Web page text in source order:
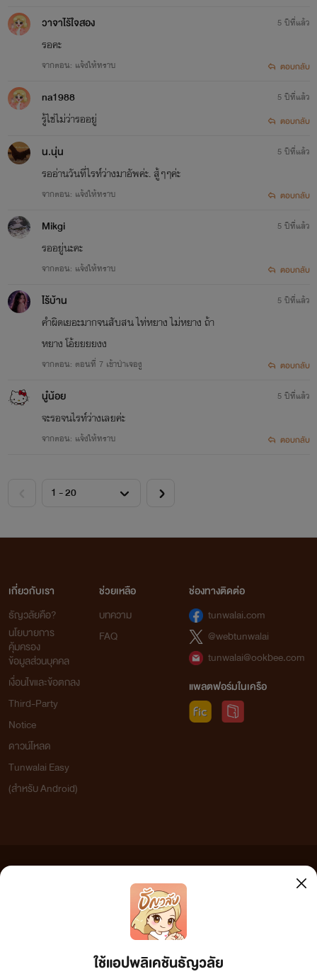
ตอนนั้นเธอไม่เข้าใจว่า พ่อกับแม่เธอถึงไม่ชอบเต๋อทั้งๆ ที่เจอกับ
เต๋อครั้งแรก พวกท่านเตือนเธอว่าเต๋อไม่ใช่คนดีและเขาไม่ได้รัก
ได้รักเธอโดนพูดจี้ใจดำและเพราะความรักมันเข้าตามันจึงทำให้
เธอโกรธเคืองพวกท่านทำให้ไม่ยอมกลับบ้าน และไม่ยอมกระทั่ง
ติดต่อใดๆ ทั้งสิ้น ใช่แล้วตลอดเวลาหลายปีที่เธอคบกัน เธอเคย
พาเต๋อกลับบ้านแค่ครั้งเดี๋ยว แล้วเต๋อก็ไม่ยอมกลับไปที่บ้านเธอ
" แอ๊ะ นั่นยัยข้าวนิ ยัยข้าวใช่ไหม " ป้าเจียม ป้าข้างบ้านก่อน
จะถึงบ้านเธอ เดินออกมาหน้าบ้านของแก แล้วเจอเธอพอดี ร้อง
" ข้าวเองจ๊ะ ป้าเจียม "
" แกกลับมาได้แล้วรึ ว่าแต่จะกลับมาทำใมตอนนี้ แกมันลูก
อกตัญญู ทิ้งพ่อทิ้งแม่ที่เลี้ยงแกมาจนโตได้ลง "
วาจาไร้ใจสอง
รอคะ
จากตอน: แจ้งให้ทราบ
5 ปีที่แล้ว
ตอบกลับ
na1988
รู้ไช่ไม่ว่ารออยู่
5 ปีที่แล้ว
ตอบกลับ
น.นุ่น
รออ่านวันที่ไรท์ว่างมาอัพค่ะ. สู้ๆๆค่ะ
จากตอน: แจ้งให้ทราบ
5 ปีที่แล้ว
ตอบกลับ
Mikgi
รออยู่นะคะ
จากตอน: แจ้งให้ทราบ
5 ปีที่แล้ว
ตอบกลับ
ไร้บ้าน
คำผิดเยอะมากจนสับสน ไท่หยาง ไม่หยาง ถ้า
หยาง โอ้ยยยยงง
จากตอน: ตอนที่ 7 เข้าป่าเจองู
5 ปีที่แล้ว
ตอบกลับ
นู๋น้อย
จะรอจนไรท์​ว่างเลยค่ะ
จากตอน: แจ้งให้ทราบ
5 ปีที่แล้ว
ตอบกลับ
ใช้แอปพลิเคชันธัญวลัย
เกี่ยวกับเรา
ธัญวลัยคือ?
นโยบายการ
คุ้มครอง
ข้อมูลส่วนบุคคล
เงื่อนไขและข้อตกลง
Third-Party
Notice
ดาวน์โหลด
Tunwalai Easy
(สำหรับ Android)
ช่วยเหลือ
บทความ
FAQ
ช่องทางติดต่อ
tunwalai.com
@webtunwalai
tunwalai@ookbee.com
แพลตฟอร์มในเครือ
เว็บไซต์แห่งนี้ไม่ได้เห็นด้วยและไม่ขอรับผิดชอบต่อข้อความใดๆ ทั้งสิ้น ดังนั้นผู้อ่านทุกท่านโปรดใช้
วิจารณญาณในการกลั่นกรองด้วยตนเอง และหากท่านพบข้อความใดๆ ที่ขัดต่อกฎหมายและศีลธรรม
กรุณาแจ้งมาที่ tunwalai@ookbee.com เพื่อทีมงานจะได้ดำเนินการในทันที ทั้งนี้ ทางเว็บไซต์ขอสงวน
ลิขสิทธิ์ตามพระราชบัญญัติลิขสิทธิ์ (ฉบับเพิ่มเติม) พ.ศ.2558